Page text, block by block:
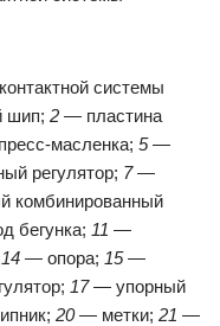
системы
шип; 2 — пластина
масленка; 5—
регулятор; 7—
комбинированный
бегунка; 11 —
14 — опора; 15—
17— упорный
20— метки; 21 —